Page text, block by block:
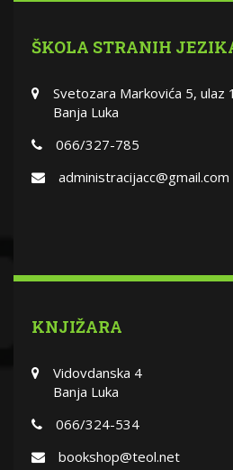
ŠKOLA STRANIH
Svetozara Markovića 5, ulaz
Banja Luka
066/327-785
administracijacc@gmail.com
KNJIŽARA
Vidovdanska 4
Banja Luka
066/324-534
bookshop@teol.net